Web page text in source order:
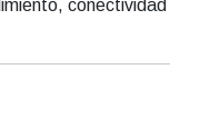
conectividad